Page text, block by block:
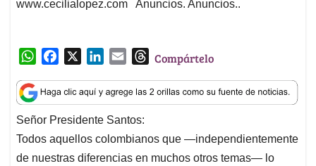
www.cecilialopez.com Anuncios. Anuncios..
W
a
t
s
A
p
c
e
b
o
o
n
k
e
d
I
a
i
l
T
r
e
d
s
Compártelo
Señor Presidente Santos:
Todos aquellos colombianos que­­ —independientemente
de nuestras diferencias en muchos otros temas­­— lo